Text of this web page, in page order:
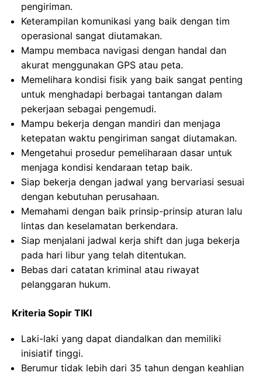
pengiriman.
Keterampilan komunikasi yang baik dengan tim
operasional sangat diutamakan.
Mampu membaca navigasi dengan handal dan
akurat menggunakan GPS atau peta.
Memelihara kondisi fisik yang baik sangat penting
untuk menghadapi berbagai tantangan dalam
pekerjaan sebagai pengemudi.
Mampu bekerja dengan mandiri dan menjaga
ketepatan waktu pengiriman sangat diutamakan.
Mengetahui prosedur pemeliharaan dasar untuk
menjaga kondisi kendaraan tetap baik.
Siap bekerja dengan jadwal yang bervariasi sesuai
dengan kebutuhan perusahaan.
Memahami dengan baik prinsip-prinsip aturan lalu
lintas dan keselamatan berkendara.
Siap menjalani jadwal kerja shift dan juga bekerja
pada hari libur yang telah ditentukan.
Bebas dari catatan kriminal atau riwayat
pelanggaran hukum.
Kriteria Sopir TIKI
Laki-laki yang dapat diandalkan dan memiliki
inisiatif tinggi.
Berumur tidak lebih dari 35 tahun dengan keahlian